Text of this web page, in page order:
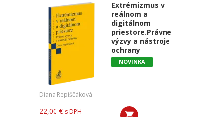
Extrémizmus v
reálnom a
digitálnom
priestore.Právne
výzvy a nástroje
ochrany
NOVINKA
Diana Repiščáková
22,00 € s DPH